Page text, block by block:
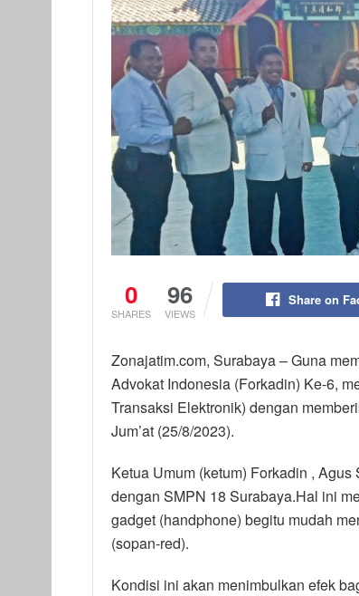
0
SHARES
96
VIEWS
Share on
Zonajatim.com, Surabaya – Guna
Advokat Indonesia (Forkadin) Ke-6,
Transaksi Elektronik) dengan
Jum’at (25/8/2023).
Ketua Umum (ketum) Forkadin ,
dengan SMPN 18 Surabaya.Hal ini
gadget (handphone) begitu mudah
(sopan-red).
Kondisi ini akan menimbulkan efek